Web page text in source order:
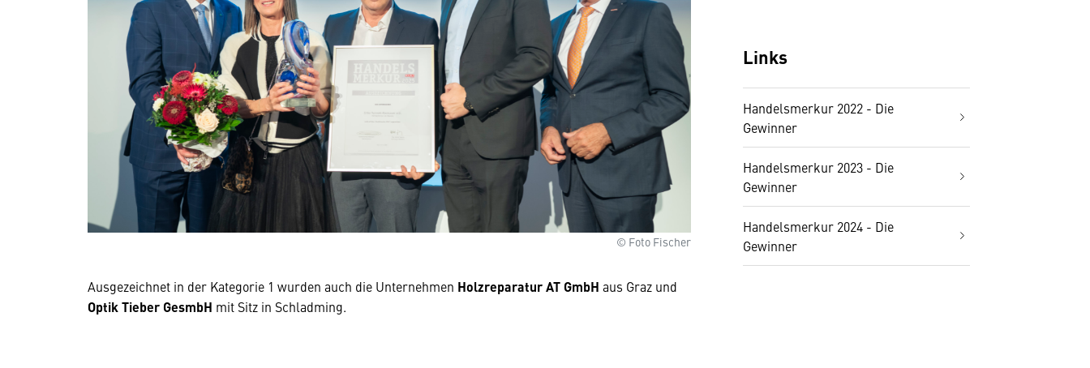
© Foto Fischer
Ausgezeichnet in der Kategorie 1 wurden auch die Unternehmen Holzreparatur AT GmbH aus Graz und
Optik Tieber GesmbH mit Sitz in Schladming.
Links
Handelsmerkur 2022 - Die
Gewinner
Handelsmerkur 2023 - Die
Gewinner
Handelsmerkur 2024 - Die
Gewinner